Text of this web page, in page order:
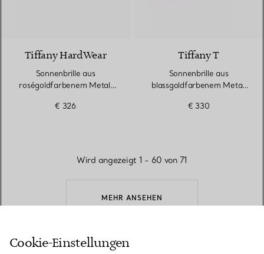
Tiffany HardWear
Sonnenbrille aus
roségoldfarbenem Metall
€ 326
Tiffany T
Sonnenbrille aus
blassgoldfarbenem Metall
Farbverlauf
€ 330
MEHR ANSEHEN
Wird angezeigt 1 - 60 von 71
Cookie-Einstellungen